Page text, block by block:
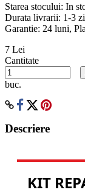
Starea stocului: In
Durata livrarii: 1-3
Garantie: 24 luni,
7 Lei
Cantitate
buc.
Descriere
KIT